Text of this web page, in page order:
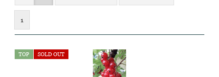
1
TOP SOLD OUT